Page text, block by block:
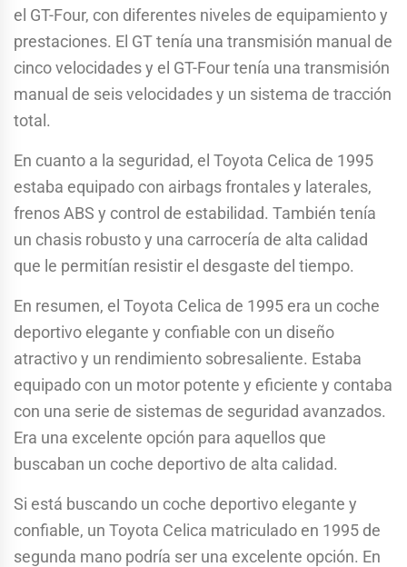
el GT-Four, con diferentes niveles de equipamiento y
prestaciones. El GT tenía una transmisión manual de
cinco velocidades y el GT-Four tenía una transmisión
manual de seis velocidades y un sistema de tracción
total.
En cuanto a la seguridad, el Toyota Celica de 1995
estaba equipado con airbags frontales y laterales,
frenos ABS y control de estabilidad. También tenía
un chasis robusto y una carrocería de alta calidad
que le permitían resistir el desgaste del tiempo.
En resumen, el Toyota Celica de 1995 era un coche
deportivo elegante y confiable con un diseño
atractivo y un rendimiento sobresaliente. Estaba
equipado con un motor potente y eficiente y contaba
con una serie de sistemas de seguridad avanzados.
Era una excelente opción para aquellos que
buscaban un coche deportivo de alta calidad.
Si está buscando un coche deportivo elegante y
confiable, un Toyota Celica matriculado en 1995 de
segunda mano podría ser una excelente opción. En